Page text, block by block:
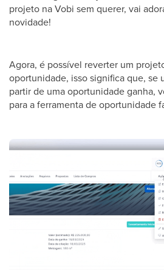
projeto na Vobi sem querer, vai
novidade!
Agora, é possível reverter um
oportunidade, isso significa que, se
partir de uma oportunidade ganha,
para a ferramenta de oportunidade